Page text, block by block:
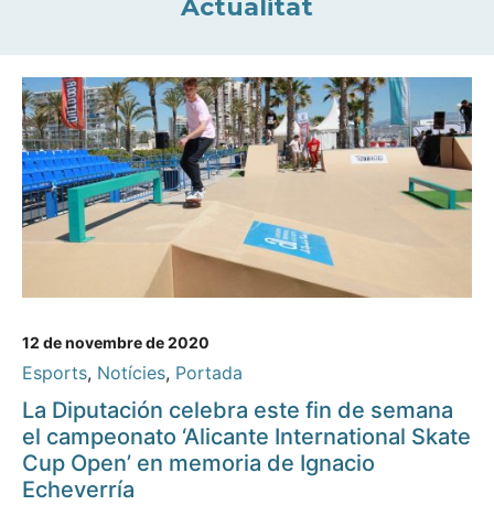
Actualitat
12 de novembre de 2020
Esports, Notícies, Portada
La Diputación celebra este fin de semana
el campeonato ‘Alicante International Skate
Cup Open’ en memoria de Ignacio
Echeverría